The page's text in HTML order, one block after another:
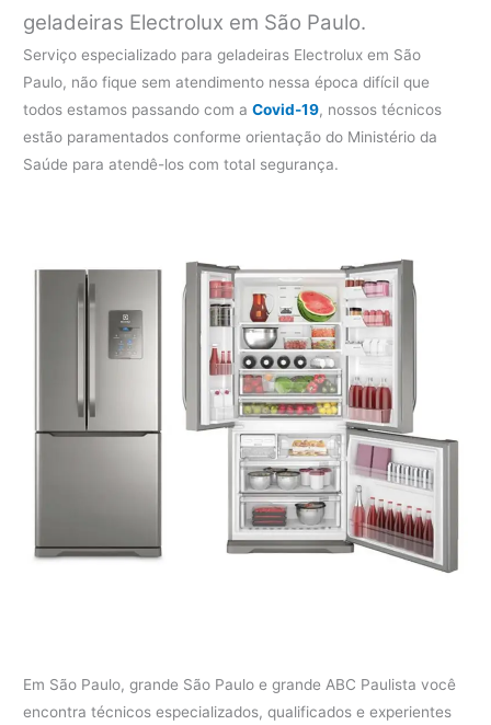
geladeiras Electrolux em São Paulo.
Serviço especializado para geladeiras Electrolux em São
Paulo, não fique sem atendimento nessa época difícil que
todos estamos passando com aCovid-19, nossos técnicos
estão paramentados conforme orientação do Ministério da
Saúde para atendê-los com total segurança.
Em São Paulo, grande São Paulo e grande ABC Paulista você
encontra técnicos especializados, qualificados e experientes